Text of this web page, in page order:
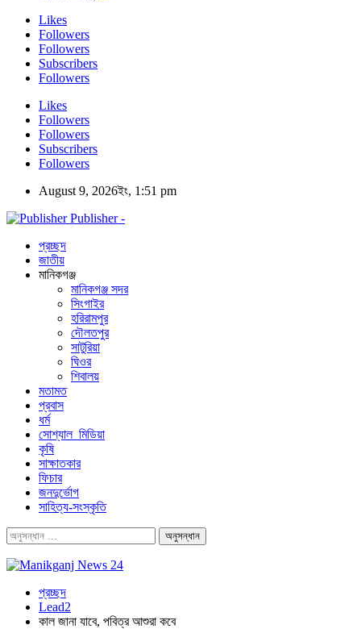
Likes
Followers
Followers
Subscribers
Followers
Likes
Followers
Followers
Subscribers
Followers
August 9, 2026ইং, 1:51 pm
Publisher -
প্রচ্ছদ
জাতীয়
মানিকগঞ্জ
মানিকগঞ্জ সদর
সিংগাইর
হরিরামপুর
দৌলতপুর
সাটুরিয়া
ঘিওর
শিবালয়
মতামত
প্রবাস
ধর্ম
সোশ্যাল_মিডিয়া
কৃষি
সাক্ষাতকার
ফিচার
জনদুর্ভোগ
সাহিত্য-সংস্কৃতি
প্রচ্ছদ
Lead2
কাল জানা যাবে, পবিত্র আশুরা কবে